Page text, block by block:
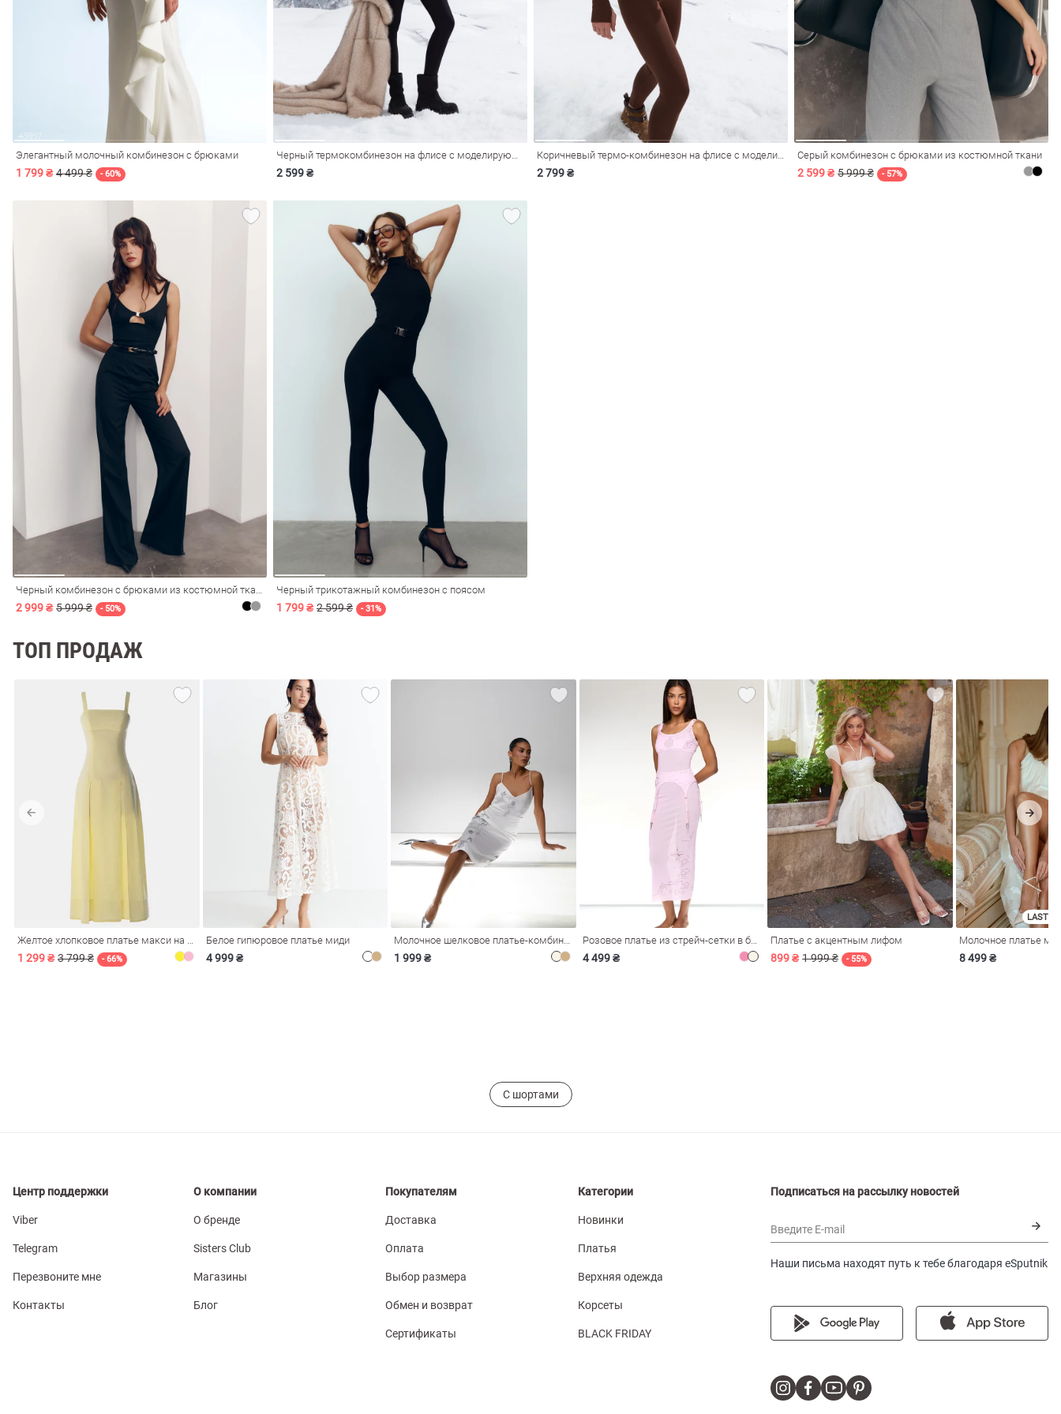
Сарафаны
КосметикаОчкиПлаткиПанамы
Элегантный молочный комбинезон с брюками
1 799 ₴ 4 499 ₴ - 60%
Черный термокомбинезон на флисе с моделирующими швами
2 599 ₴
Коричневый термо-комбинезон на флисе с моделирующими швами
2 799 ₴
Серый комбинезон с брюками из костюмной ткани
2 599 ₴ 5 999 ₴ - 57%
Черный комбинезон с брюками из костюмной ткани
2 999 ₴ 5 999 ₴ - 50%
Черный трикотажный комбинезон с поясом
1 799 ₴ 2 599 ₴ - 31%
ТОП ПРОДАЖ
1 299 ₴ 3 799 ₴ - 66%
Белое гипюровое платье миди
4 999 ₴ 1 999 ₴
Розовое платье из стрейч-сетки в бельевом стиле
4 499 ₴
Платье с акцентным лифом
899 ₴ 1 999 ₴ - 55%
LAST
8 499 ₴
С шортами
Центр поддержки
Viber
Telegram
Перезвоните мне
Контакты
О компании
О бренде
Sisters Club
Магазины
Блог
Покупателям
Доставка
Оплата
Выбор размера
Обмен и возврат
Сертификаты
Категории
Новинки
Платья
Верхняя одежда
Корсеты
BLACK FRIDAY
Подписаться на рассылку новостей
Введите E-mail
Наши письма находят путь к тебе благодаря eSputnik